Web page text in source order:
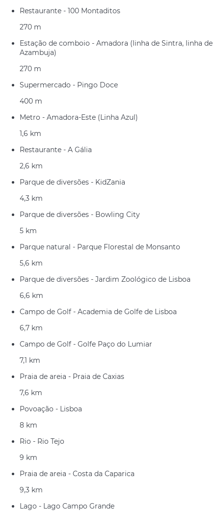
Restaurante - 100 Montaditos
270 m
Estação de comboio - Amadora (linha de Sintra, linha de
Azambuja)
270 m
Supermercado - Pingo Doce
400 m
Metro - Amadora-Este (Linha Azul)
1,6 km
Restaurante - A Gália
2,6 km
Parque de diversões - KidZania
4,3 km
Parque de diversões - Bowling City
5 km
Parque natural - Parque Florestal de Monsanto
5,6 km
Parque de diversões - Jardim Zoológico de Lisboa
6,6 km
Campo de Golf - Academia de Golfe de Lisboa
6,7 km
Campo de Golf - Golfe Paço do Lumiar
7,1 km
Praia de areia - Praia de Caxias
7,6 km
Povoação - Lisboa
8 km
Rio - Rio Tejo
9 km
Praia de areia - Costa da Caparica
9,3 km
Lago - Lago Campo Grande